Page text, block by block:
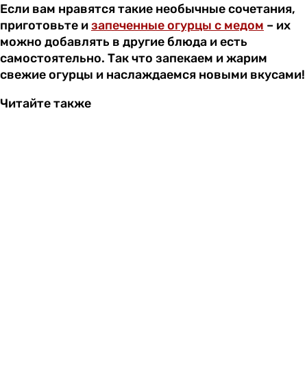
Если вам нравятся такие необычные сочетания,
приготовьте изапеченные огурцы с медом – их
можно добавлять в другие блюда и есть
самостоятельно. Так что запекаем и жарим
свежие огурцы и наслаждаемся новыми вкусами!
Читайте также